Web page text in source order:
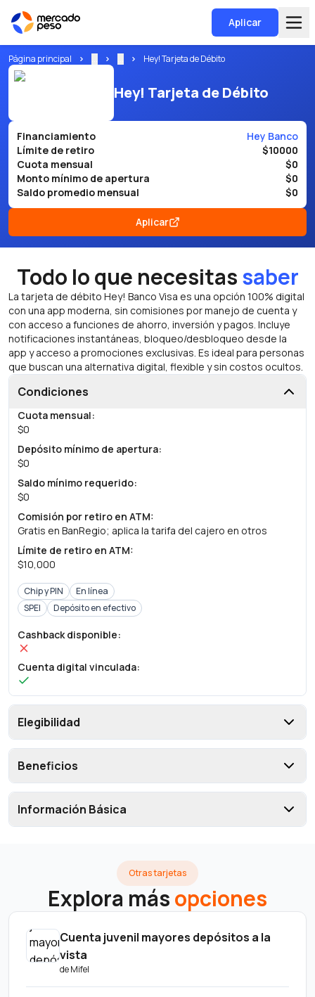
Aplicar
Página principal Hey! Tarjeta de Débito
Hey! Tarjeta de Débito
Financiamiento
Hey Banco
Límite de retiro
$10000
Cuota mensual
$0
Monto mínimo de apertura
$0
Saldo promedio mensual
$0
Aplicar
Todo lo que necesitassaber
La tarjeta de débito Hey! Banco Visa es una opción 100% digital
con una app moderna, sin comisiones por manejo de cuenta y
con acceso a funciones de ahorro, inversión y pagos. Incluye
notificaciones instantáneas, bloqueo/desbloqueo desde la
app y acceso a promociones exclusivas. Es ideal para personas
que buscan una alternativa digital, flexible y sin costos ocultos.
Condiciones
Cuota mensual:
$0
Depósito mínimo de apertura:
$0
Saldo mínimo requerido:
$0
Comisión por retiro en ATM:
Gratis en BanRegio; aplica la tarifa del cajero en otros
Límite de retiro en ATM:
$10,000
Chip y PIN
En línea
SPEI
Depósito en efectivo
Cashback disponible:
Cuenta digital vinculada:
Elegibilidad
Beneficios
Información Básica
Otras tarjetas
Explora másopciones
Cuenta juvenil mayores depósitos a la
vista
deMifel